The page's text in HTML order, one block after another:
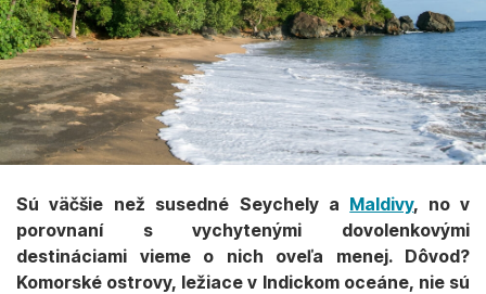
Sú väčšie než susedné Seychely a Maldivy, no v
porovnaní s vychytenými dovolenkovými
destináciami vieme o nich oveľa menej. Dôvod?
Komorské ostrovy, ležiace v Indickom oceáne, nie sú